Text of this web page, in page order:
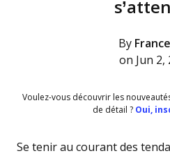
By
on Jun 2,
Voulez-vous découvrir les
de détail ?Oui,
Se tenir au courant des